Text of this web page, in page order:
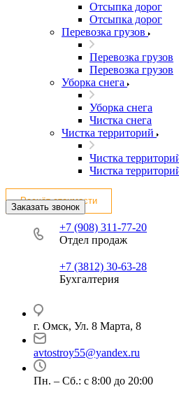
Отсыпка дорог
Отсыпка дорог
Перевозка грузов
Перевозка грузов
Перевозка грузов
Уборка снега
Уборка снега
Чистка снега
Чистка территорий
Чистка
Чистка
Расчёт стоимости
Заказать звонок
+7 (908) 311-77-20
Отдел продаж
+7 (3812) 30-63-28
Бухгалтерия
г. Омск, Ул. 8 Марта, 8
avtostroy55@yandex.ru
Пн. – Сб.: с 8:00 до 20:00